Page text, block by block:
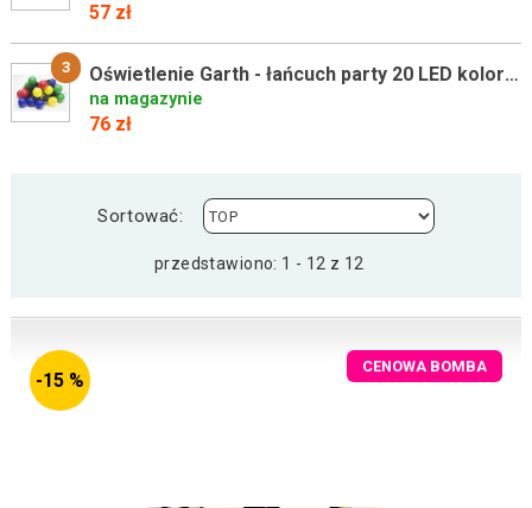
57 zł
3 Oświetlenie Garth - łańcuch party 20 LED kolorowe
na magazynie
76 zł
Sortować:
przedstawiono: 1 - 12 z 12
-15 %
CENOWA BOMBA